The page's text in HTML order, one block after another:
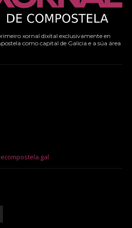
xornal dixital exclusivamente en
como capital de Galicia e a súa área